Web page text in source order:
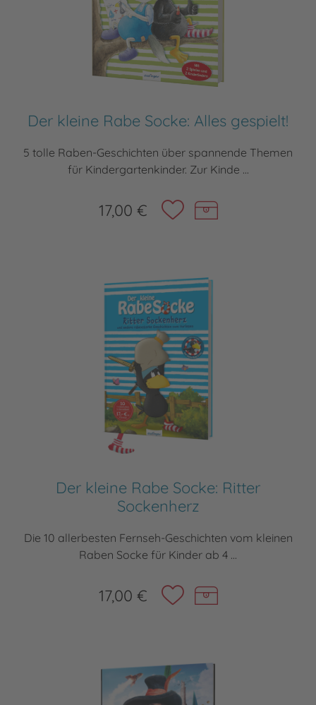
Der kleine Rabe Socke: Alles gespielt!
5 tolle Raben-Geschichten über spannende Themen
für Kindergartenkinder. Zur Kinde ...
17,00 €
Der kleine Rabe Socke: Ritter
Sockenherz
Die 10 allerbesten Fernseh-Geschichten vom kleinen
Raben Socke für Kinder ab 4 ...
17,00 €